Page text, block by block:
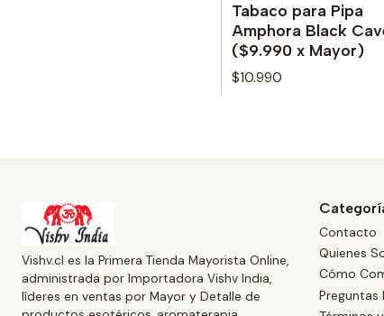
No disponible
Tabaco para Pipa
Amphora Black
($9.990 x Mayor)
$10.990
Vishv.cl es la Primera Tienda Mayorista Online,
administrada por Importadora Vishv India,
líderes en ventas por Mayor y Detalle de
Contacto
Quienes
Cómo
Preguntas